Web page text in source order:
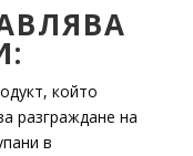
който
разграждане на
в